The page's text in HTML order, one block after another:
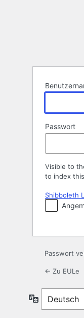
Passwort
Visible to
to index
Shibboleth
Passwort
← Zu EULe
Sprache